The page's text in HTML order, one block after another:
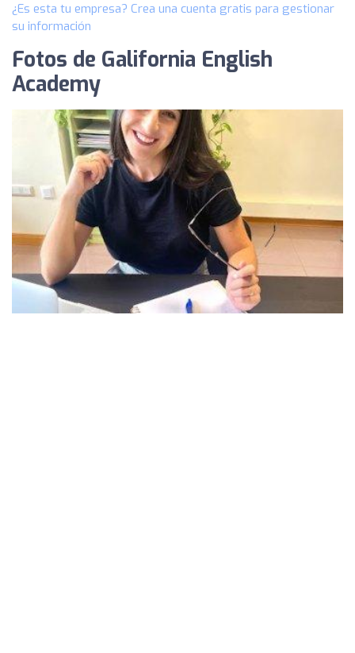
¿Es esta tu empresa? Crea una cuenta gratis para gestionar
su información
Fotos de Galifornia English
Academy